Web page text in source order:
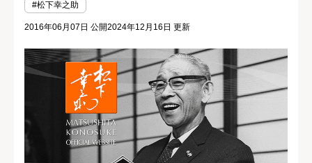
#松下幸之助
2016年06月07日 公開2024年12月16日 更新